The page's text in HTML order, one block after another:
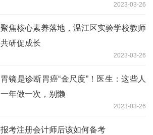
2023-03-26
聚焦核心素养落地，温江区实验学校教师
共研促成长
2023-03-26
胃镜是诊断胃癌“金尺度”！医生：这些人
一年做一次，别懒
2023-03-26
报考注册会计师后该如何备考